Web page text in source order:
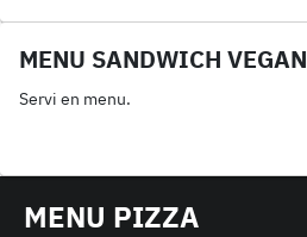
MENU SANDWICH VEGAN
Servi en menu.
MENU PIZZA